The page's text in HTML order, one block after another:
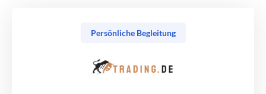
Persönliche Begleitung